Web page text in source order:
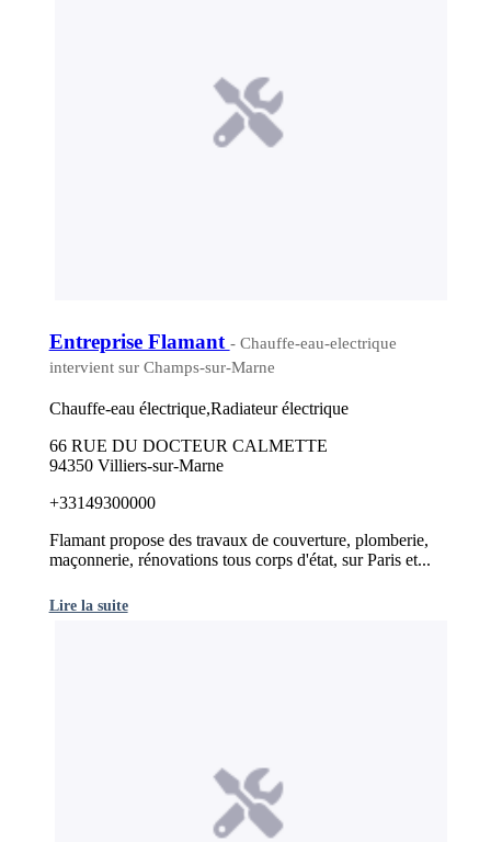
Entreprise Flamant - Chauffe-eau-electrique
intervient sur Champs-sur-Marne
Chauffe-eau électrique,Radiateur électrique
66 RUE DU DOCTEUR CALMETTE
94350 Villiers-sur-Marne
+33149300000
Flamant propose des travaux de couverture, plomberie,
maçonnerie, rénovations tous corps d'état, sur Paris et...
Lire la suite